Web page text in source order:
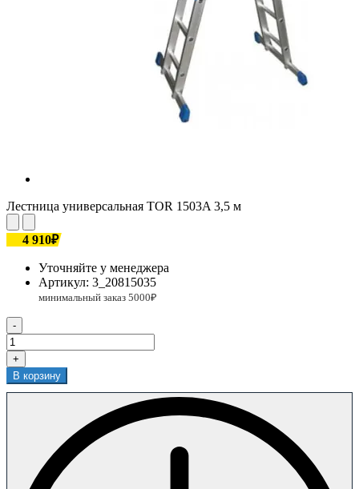
Лестница универсальная TOR 1503A 3,5 м
4 910₽
Уточняйте у менеджера
Артикул: 3_20815035
-
+
В корзину